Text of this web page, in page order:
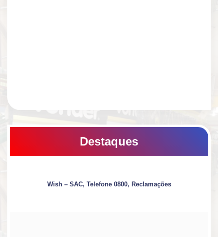
Destaques
Wish – SAC, Telefone 0800, Reclamações